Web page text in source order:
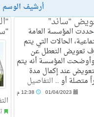
أرشيف الوسم
المؤسسة العامة
الحالات التي يتم
تعويض التعطل عن
المؤسسة أنه يتم
عند إكمال مدة
التفاصيل
01/04/2023